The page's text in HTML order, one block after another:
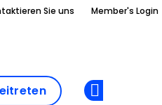
Sie uns Member's Login